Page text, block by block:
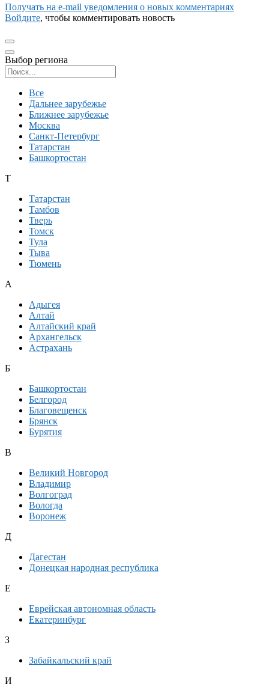
Получать на e‑mail уведомления о новых комментариях
Войдите, чтобы комментировать новость
Выбор региона
Все
Дальнее зарубежье
Ближнее зарубежье
Москва
Санкт-Петербург
Татарстан
Башкортостан
Т
Татарстан
Тамбов
Тверь
Томск
Тула
Тыва
Тюмень
А
Адыгея
Алтай
Алтайский край
Архангельск
Астрахань
Б
Башкортостан
Белгород
Благовещенск
Брянск
Бурятия
В
Великий Новгород
Владимир
Волгоград
Вологда
Воронеж
Д
Дагестан
Донецкая народная республика
Е
Еврейская автономная область
Екатеринбург
З
Забайкальский край
И